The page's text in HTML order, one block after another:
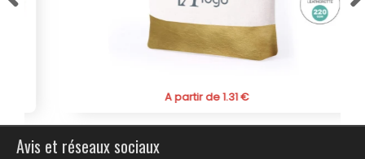
maintenant cette trousse de toilette publicitaire
personnalisée, un nécessaire de voyage en RPET
plastique recyclé et associez votre marque à une
pochette de toilette écoresponsable qui fait la
A partir de 1.31 €
Avis et réseaux sociaux